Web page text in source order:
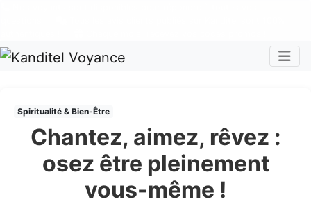
Spiritualité & Bien-Être
Chantez, aimez, rêvez :
osez être pleinement
vous-même !